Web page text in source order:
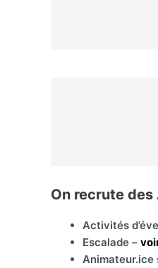
On recrute des
Activités
Escalade –
Animateur.ice